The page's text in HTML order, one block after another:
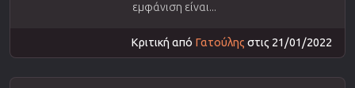
εμφάνιση είναι...
Κριτική από Γατούλης στις 21/01/2022